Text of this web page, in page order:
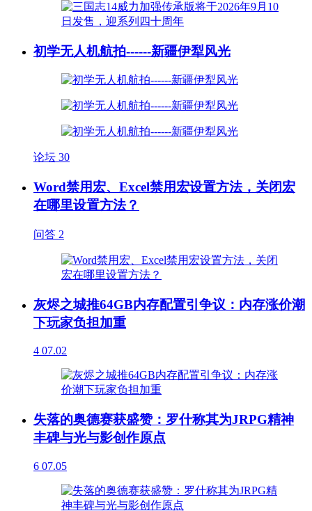
初学无人机航拍------新疆伊犁风光
论坛 30
Word禁用宏、Excel禁用宏设置方法，关闭宏
在哪里设置方法？
问答 2
灰烬之城推64GB内存配置引争议：内存涨价潮
下玩家负担加重
4 07.02
失落的奥德赛获盛赞：罗什称其为JRPG精神
丰碑与光与影创作原点
6 07.05